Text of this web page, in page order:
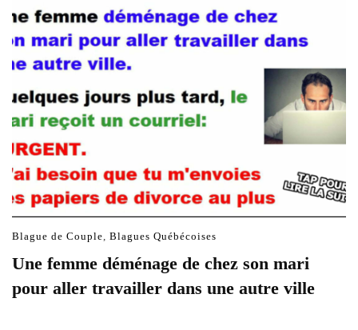
Blague de Couple, Blagues Québécoises
Une femme déménage de chez son mari
pour aller travailler dans une autre ville